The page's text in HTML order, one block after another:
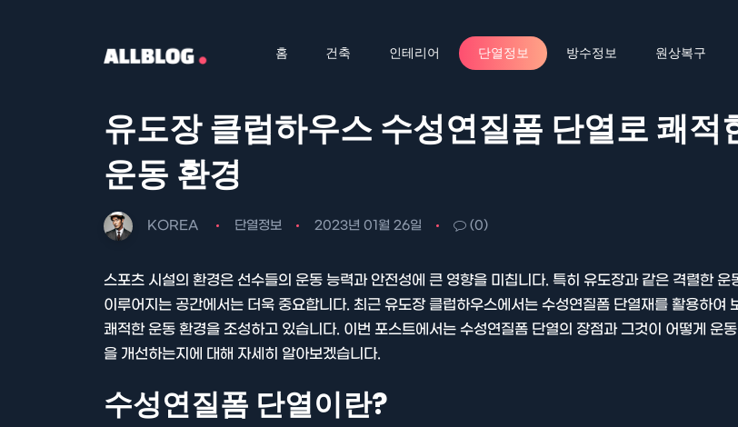
홈 건축 인테리어 단열정보 방수정보 원상복구
유도장 클럽하우스 수성연질폼 단열로 쾌적
운동 환경
KOREA 단열정보 2023년 01월 26일 (0)
스포츠 시설의 환경은 선수들의 운동 능력과 안전성에 큰 영향을 미칩니다. 특히 유도장과 같은 격렬한 운
이루어지는 공간에서는 더욱 중요합니다. 최근 유도장 클럽하우스에서는 수성연질폼 단열재를 활용하여
쾌적한 운동 환경을 조성하고 있습니다. 이번 포스트에서는 수성연질폼 단열의 장점과 그것이 어떻게 운
을 개선하는지에 대해 자세히 알아보겠습니다.
수성연질폼 단열이란?